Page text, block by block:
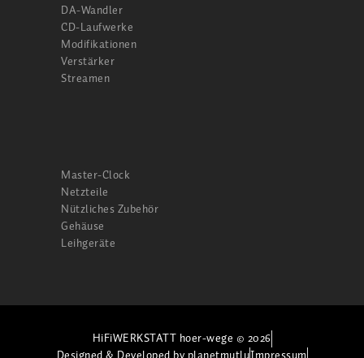
DA-Wandler
CD-Laufwerke
Modifikationen
Verstärker
Streamen
Master-Clock
Netzteile
Nützliches Zubehör
Gehäuse
Leihgeräte
HiFiWERKSTATT hoer-wege © 2026